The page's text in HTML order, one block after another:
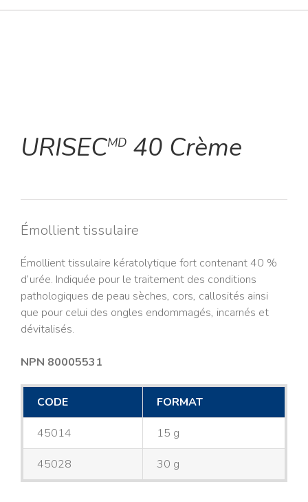
URISECMD 40 Crème
Émollient tissulaire
Émollient tissulaire kératolytique fort contenant 40 %
d’urée. Indiquée pour le traitement des conditions
pathologiques de peau sèches, cors, callosités ainsi
que pour celui des ongles endommagés, incarnés et
dévitalisés.
NPN 80005531
CODE FORMAT
45014 15 g
45028 30 g